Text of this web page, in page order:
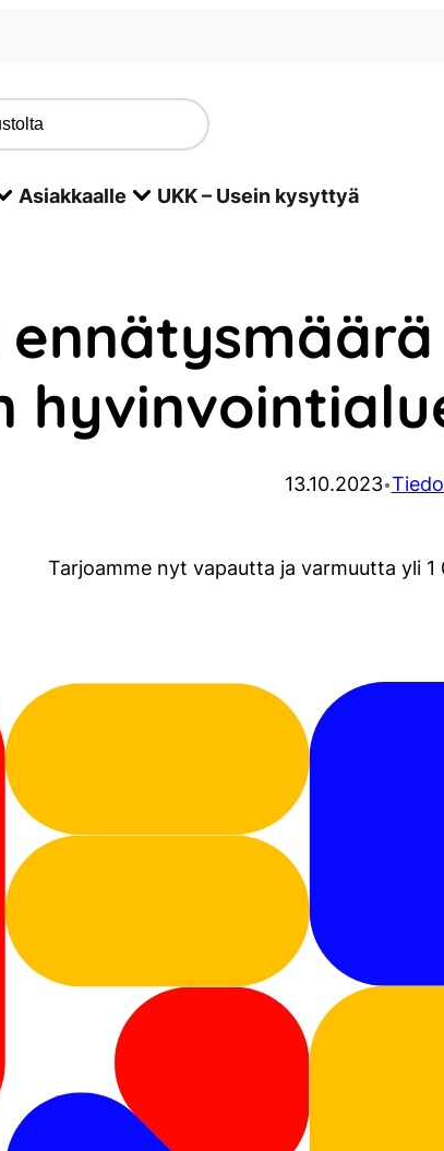
Asiakkaalle UKK – Usein kysyttyä
13.10.2023•
Tarjoamme nyt vapautta ja varmuutta yli